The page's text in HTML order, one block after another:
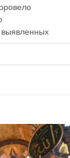
выявленных